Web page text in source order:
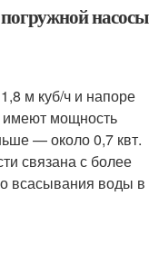
насосы
м куб/ч и напоре
мощность
— около 0,7 квт.
связана с более
всасывания воды в